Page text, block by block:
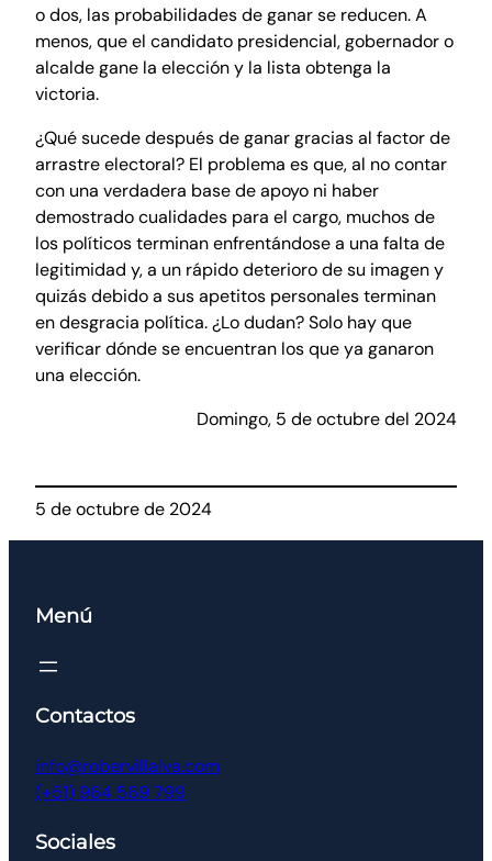
o dos, las probabilidades de ganar se reducen. A
menos, que el candidato presidencial, gobernador o
alcalde gane la elección y la lista obtenga la
victoria.
¿Qué sucede después de ganar gracias al factor de
arrastre electoral? El problema es que, al no contar
con una verdadera base de apoyo ni haber
demostrado cualidades para el cargo, muchos de
los políticos terminan enfrentándose a una falta de
legitimidad y, a un rápido deterioro de su imagen y
quizás debido a sus apetitos personales terminan
en desgracia política. ¿Lo dudan? Solo hay que
verificar dónde se encuentran los que ya ganaron
una elección.
Domingo, 5 de octubre del 2024
5 de octubre de 2024
Menú
Contactos
info@robervillalva.com
(+51) 964 569 799
Sociales